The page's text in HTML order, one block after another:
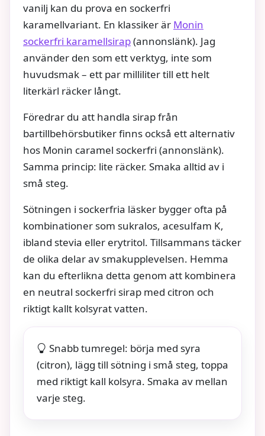
vanilj kan du prova en sockerfri
karamellvariant. En klassiker är Monin
sockerfri karamellsirap(annonslänk). Jag
använder den som ett verktyg, inte som
huvudsmak – ett par milliliter till ett helt
literkärl räcker långt.
Föredrar du att handla sirap från
bartillbehörsbutiker finns också ett alternativ
hos Monin caramel sockerfri (annonslänk).
Samma princip: lite räcker. Smaka alltid av i
små steg.
Sötningen i sockerfria läsker bygger ofta på
kombinationer som sukralos, acesulfam K,
ibland stevia eller erytritol. Tillsammans täcker
de olika delar av smakupplevelsen. Hemma
kan du efterlikna detta genom att kombinera
en neutral sockerfri sirap med citron och
riktigt kallt kolsyrat vatten.
Snabb tumregel: börja med syra
(citron), lägg till sötning i små steg, toppa
med riktigt kall kolsyra. Smaka av mellan
varje steg.